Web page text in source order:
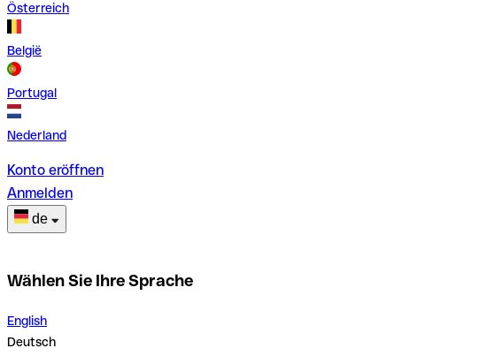
Österreich
België
Portugal
Nederland
Konto eröffnen
Anmelden
de
Wählen Sie Ihre Sprache
English
Deutsch